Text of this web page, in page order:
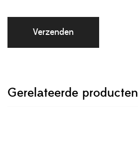
Gerelateerde producten